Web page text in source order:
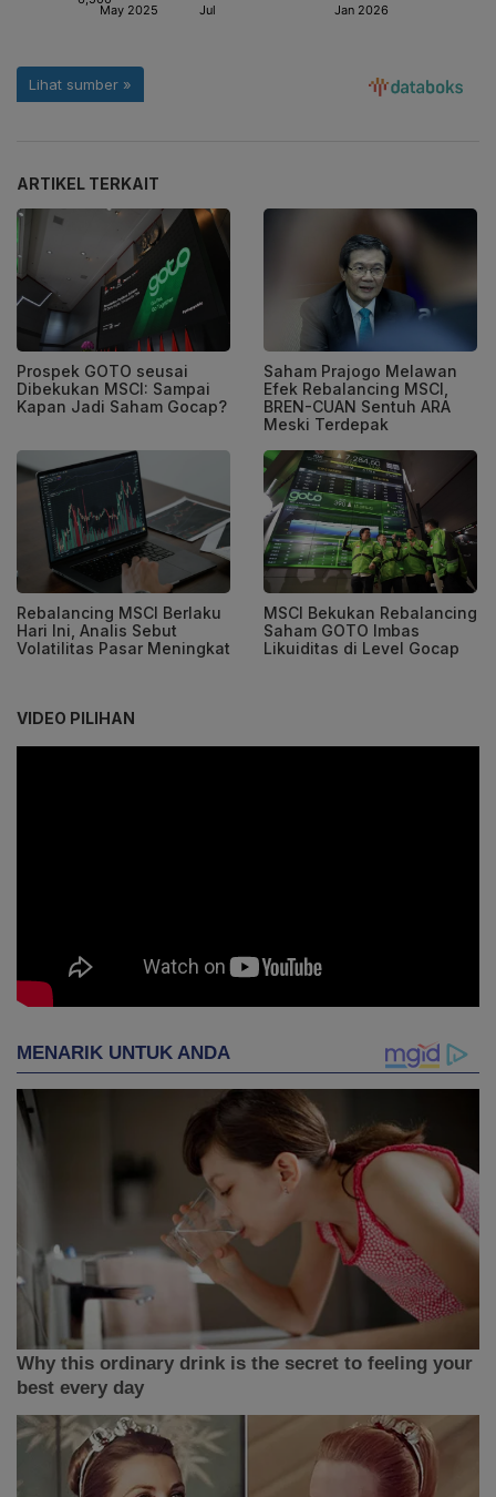
ARTIKEL TERKAIT
Prospek GOTO seusai
Dibekukan MSCI: Sampai
Kapan Jadi Saham Gocap?
Saham Prajogo Melawan
Efek Rebalancing MSCI,
BREN-CUAN Sentuh ARA
Meski Terdepak
Rebalancing MSCI Berlaku
Hari Ini, Analis Sebut
Volatilitas Pasar Meningkat
MSCI Bekukan Rebalancing
Saham GOTO Imbas
Likuiditas di Level Gocap
VIDEO PILIHAN